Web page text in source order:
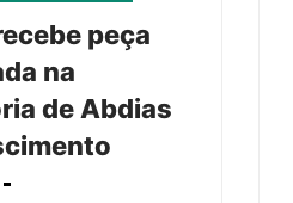
peça
na
de Abdias